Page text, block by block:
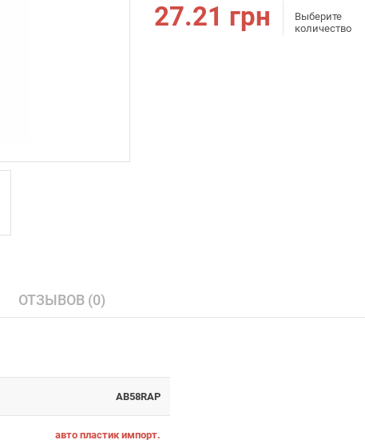
27.21 грн
Выберите
количество
ОТЗЫВОВ (0)
AB58RAP
авто пластик импорт.